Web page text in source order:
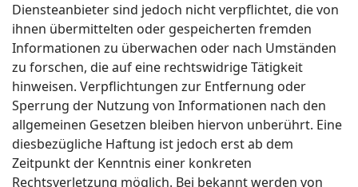
Diensteanbieter sind jedoch nicht verpflichtet, die von
ihnen übermittelten oder gespeicherten fremden
Informationen zu überwachen oder nach Umständen
zu forschen, die auf eine rechtswidrige Tätigkeit
hinweisen. Verpflichtungen zur Entfernung oder
Sperrung der Nutzung von Informationen nach den
allgemeinen Gesetzen bleiben hiervon unberührt. Eine
diesbezügliche Haftung ist jedoch erst ab dem
Zeitpunkt der Kenntnis einer konkreten
Rechtsverletzung möglich. Bei bekannt werden von